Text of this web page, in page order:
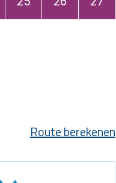
Route berekenen